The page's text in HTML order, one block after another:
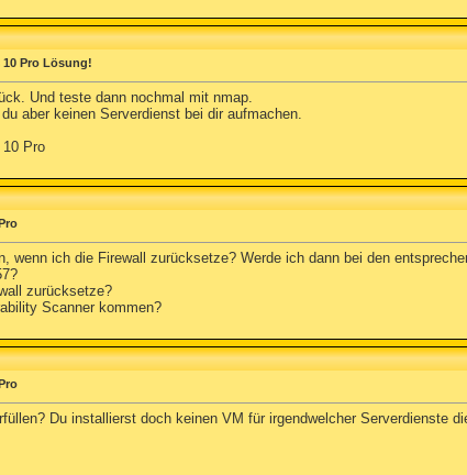
Pro Lösung!
Und teste dann nochmal mit nmap.
aber keinen Serverdienst bei dir aufmachen.
Pro
wenn ich die Firewall zurücksetze? Werde ich dann bei den
zurücksetze?
Scanner kommen?
Du installierst doch keinen VM für irgendwelcher Serverdienste